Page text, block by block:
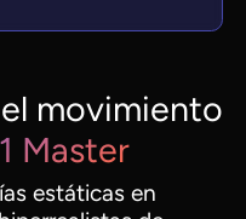
movimiento
Master
estáticas en